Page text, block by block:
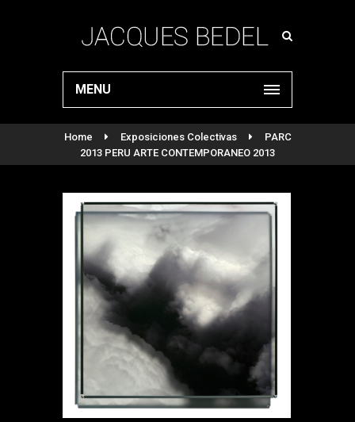
MENU
Home Exposiciones Colectivas
PARC
2013 PERU ARTE CONTEMPORANEO 2013